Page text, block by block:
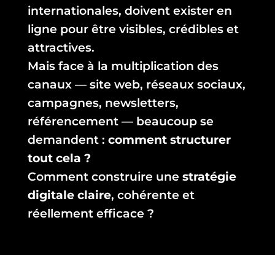
internationales, doivent exister en
ligne pour être visibles, crédibles et
attractives.
Mais face à la multiplication des
canaux — site web, réseaux sociaux,
campagnes, newsletters,
référencement — beaucoup se
demandent : comment structurer
tout cela ?
Comment construire une stratégie
digitale claire, cohérente et
réellement efficace ?